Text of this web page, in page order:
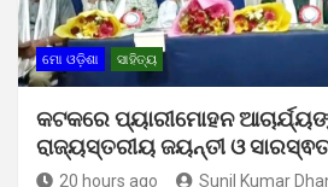
ମୋ ଓଡ଼ିଶା ସାହିତ୍ୟ
କଟକରେ ପ୍ୟାରୀମୋହନ
ରାଜ୍ୟସ୍ତରୀୟ ଜୟନ୍ତୀ ଓ
20 hours ago Sunil Kumar